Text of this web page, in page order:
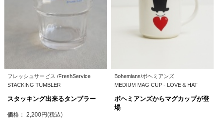
フレッシュサービス /FreshService
STACKING TUMBLER
スタッキング出来るタンブラー
価格： 2,200円(税込)
Bohemians/ボヘミアンズ
MEDIUM MAG CUP - LOVE & HAT
ボヘミアンズからマグカップが登
場